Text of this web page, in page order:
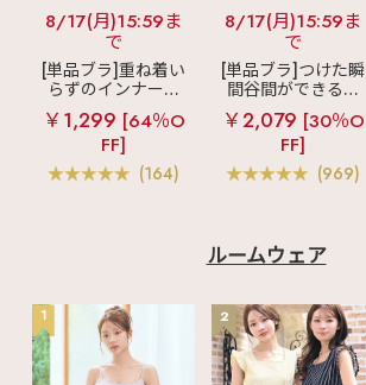
8/17(月)15:59ま
で
[単品ブラ]重ね着い
らずのインナーブ
ラ
リッチバスト
ブラトップ (ワイヤ
ー入り)
￥1,299 [64％O
FF]
(164)
8/17(月)15:59ま
で
[単品ブラ]つけた瞬
間谷間ができるシ
ームレスブラ
超
盛ブラ(R) シームレ
ス 単品ブラジャー
￥2,079 [30％O
FF]
(969)
ルームウェア
1 2